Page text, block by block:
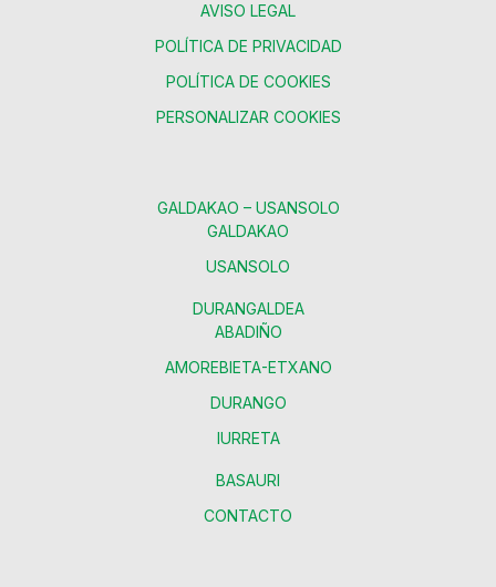
AVISO LEGAL
POLÍTICA DE PRIVACIDAD
POLÍTICA DE COOKIES
PERSONALIZAR COOKIES
GALDAKAO – USANSOLO
GALDAKAO
USANSOLO
DURANGALDEA
ABADIÑO
AMOREBIETA-ETXANO
DURANGO
IURRETA
BASAURI
CONTACTO